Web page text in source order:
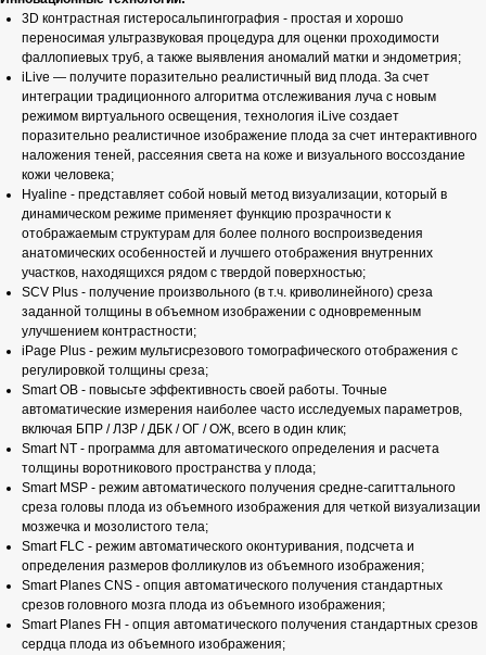
3D контрастная гистеросальпингография - простая и хорошо
переносимая ультразвуковая процедура для оценки проходимости
фаллопиевых труб, а также выявления аномалий матки и эндометрия;
iLive — получите поразительно реалистичный вид плода. За счет
интеграции традиционного алгоритма отслеживания луча с новым
режимом виртуального освещения, технология iLive создает
поразительно реалистичное изображение плода за счет интерактивного
наложения теней, рассеяния света на коже и визуального воссоздание
кожи человека;
Hyaline - представляет собой новый метод визуализации, который в
динамическом режиме применяет функцию прозрачности к
отображаемым структурам для более полного воспроизведения
анатомических особенностей и лучшего отображения внутренних
участков, находящихся рядом с твердой поверхностью;
SCV Plus - получение произвольного (в т.ч. криволинейного) среза
заданной толщины в объемном изображении с одновременным
улучшением контрастности;
iPage Plus - режим мультисрезового томографического отображения с
регулировкой толщины среза;
Smart OB - повысьте эффективность своей работы. Точные
автоматические измерения наиболее часто исследуемых параметров,
включая БПР / ЛЗР / ДБК / ОГ / ОЖ, всего в один клик;
Smart NT - программа для автоматического определения и расчета
толщины воротникового пространства у плода;
Smart MSP - режим автоматического получения средне-сагиттального
среза головы плода из объемного изображения для четкой визуализации
мозжечка и мозолистого тела;
Smart FLC - режим автоматического оконтуривания, подсчета и
определения размеров фолликулов из объемного изображения;
Smart Planes CNS - опция автоматического получения стандартных
срезов головного мозга плода из объемного изображения;
Smart Planes FH - опция автоматического получения стандартных срезов
сердца плода из объемного изображения;